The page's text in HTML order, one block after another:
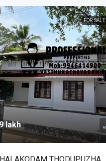
FOR SALE
lakh
THODUPUZHA